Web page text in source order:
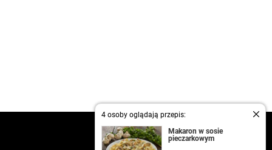
4 osoby oglądają przepis:
Makaron w sosie
pieczarkowym
kontakt
regulamin